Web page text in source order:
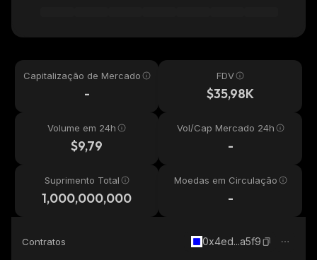
Capitalização de Mercado
-
FDV
$35,98K
Volume em 24h
$9,79
Vol/Cap Mercado 24h
-
Suprimento Total
1,000,000,000
Moedas em Circulação
-
Contratos 0x4ed...a5f9